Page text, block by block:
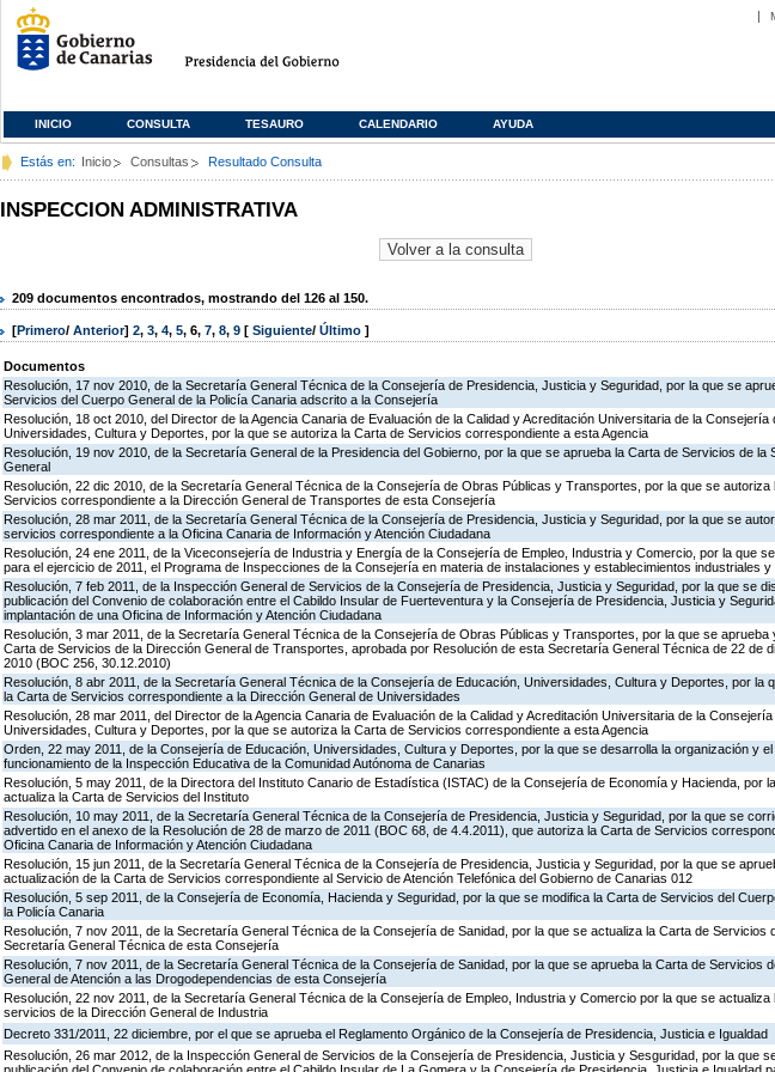
INICIO CONSULTA TESAURO CALENDARIO AYUDA
Estás en: Inicio Consultas Resultado Consulta
INSPECCION ADMINISTRATIVA
209 documentos encontrados, mostrando del 126 al 150.
[Primero/ Anterior] 2, 3, 4, 5, 6, 7, 8, 9 [ Siguiente/ Último ]
Documentos
Resolución, 17 nov 2010, de la Secretaría General Técnica de la Consejería de Presidencia, Justicia y Seguridad, por la que se
Servicios del Cuerpo General de la Policía Canaria adscrito a la Consejería
Resolución, 18 oct 2010, del Director de la Agencia Canaria de Evaluación de la Calidad y Acreditación Universitaria de la Consejería
Universidades, Cultura y Deportes, por la que se autoriza la Carta de Servicios correspondiente a esta Agencia
Resolución, 19 nov 2010, de la Secretaría General de la Presidencia del Gobierno, por la que se aprueba la Carta de Servicios de la
General
Resolución, 22 dic 2010, de la Secretaría General Técnica de la Consejería de Obras Públicas y Transportes, por la que se autoriza
Servicios correspondiente a la Dirección General de Transportes de esta Consejería
Resolución, 28 mar 2011, de la Secretaría General Técnica de la Consejería de Presidencia, Justicia y Seguridad, por la que se
servicios correspondiente a la Oficina Canaria de Información y Atención Ciudadana
Resolución, 24 ene 2011, de la Viceconsejería de Industria y Energía de la Consejería de Empleo, Industria y Comercio, por la que se
para el ejercicio de 2011, el Programa de Inspecciones de la Consejería en materia de instalaciones y establecimientos industriales y
Resolución, 7 feb 2011, de la Inspección General de Servicios de la Consejería de Presidencia, Justicia y Seguridad, por la que se
publicación del Convenio de colaboración entre el Cabildo Insular de Fuerteventura y la Consejería de Presidencia, Justicia y
implantación de una Oficina de Información y Atención Ciudadana
Resolución, 3 mar 2011, de la Secretaría General Técnica de la Consejería de Obras Públicas y Transportes, por la que se aprueba
Carta de Servicios de la Dirección General de Transportes, aprobada por Resolución de esta Secretaría General Técnica de 22 de
2010 (BOC 256, 30.12.2010)
Resolución, 8 abr 2011, de la Secretaría General Técnica de la Consejería de Educación, Universidades, Cultura y Deportes, por la
la Carta de Servicios correspondiente a la Dirección General de Universidades
Resolución, 28 mar 2011, del Director de la Agencia Canaria de Evaluación de la Calidad y Acreditación Universitaria de la Consejería
Universidades, Cultura y Deportes, por la que se autoriza la Carta de Servicios correspondiente a esta Agencia
Orden, 22 may 2011, de la Consejería de Educación, Universidades, Cultura y Deportes, por la que se desarrolla la organización y el
funcionamiento de la Inspección Educativa de la Comunidad Autónoma de Canarias
Resolución, 5 may 2011, de la Directora del Instituto Canario de Estadística (ISTAC) de la Consejería de Economía y Hacienda, por
actualiza la Carta de Servicios del Instituto
Resolución, 10 may 2011, de la Secretaría General Técnica de la Consejería de Presidencia, Justicia y Seguridad, por la que se
advertido en el anexo de la Resolución de 28 de marzo de 2011 (BOC 68, de 4.4.2011), que autoriza la Carta de Servicios
Oficina Canaria de Información y Atención Ciudadana
Resolución, 15 jun 2011, de la Secretaría General Técnica de la Consejería de Presidencia, Justicia y Seguridad, por la que se
actualización de la Carta de Servicios correspondiente al Servicio de Atención Telefónica del Gobierno de Canarias 012
Resolución, 5 sep 2011, de la Consejería de Economía, Hacienda y Seguridad, por la que se modifica la Carta de Servicios del
la Policía Canaria
Resolución, 7 nov 2011, de la Secretaría General Técnica de la Consejería de Sanidad, por la que se actualiza la Carta de Servicios
Secretaría General Técnica de esta Consejería
Resolución, 7 nov 2011, de la Secretaría General Técnica de la Consejería de Sanidad, por la que se aprueba la Carta de Servicios
General de Atención a las Drogodependencias de esta Consejería
Resolución, 22 nov 2011, de la Secretaría General Técnica de la Consejería de Empleo, Industria y Comercio por la que se actualiza
servicios de la Dirección General de Industria
Decreto 331/2011, 22 diciembre, por el que se aprueba el Reglamento Orgánico de la Consejería de Presidencia, Justicia e Igualdad
Resolución, 26 mar 2012, de la Inspección General de Servicios de la Consejería de Presidencia, Justicia y Sesguridad, por la que